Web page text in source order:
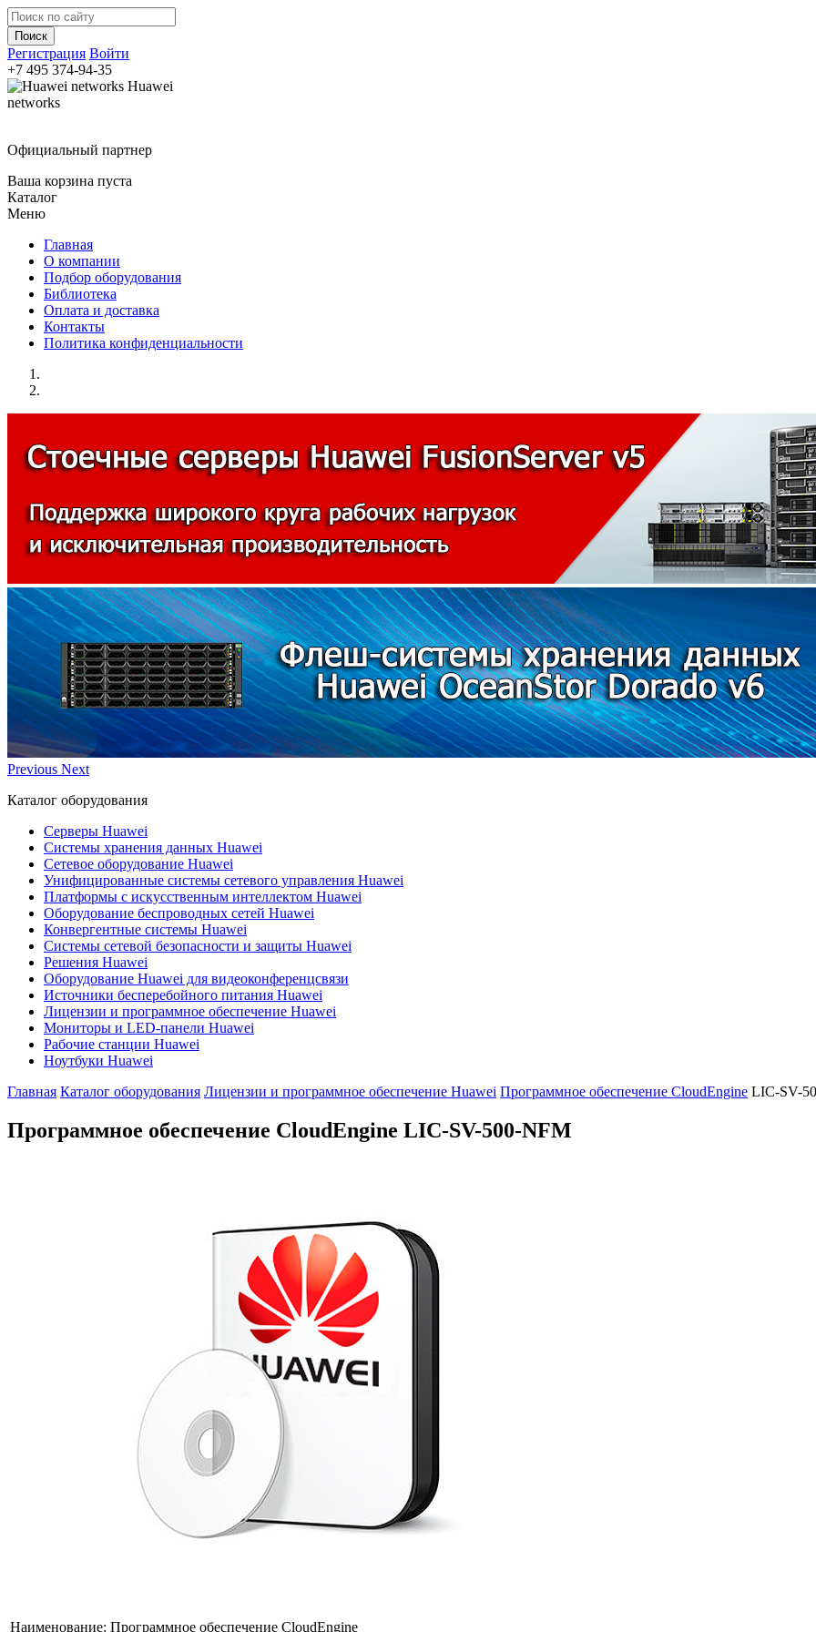
Регистрация Войти
+7 495 374-94-35
Huawei
networks
Официальный партнер
Ваша корзина пуста
Каталог
Меню
Главная
О компании
Подбор оборудования
Библиотека
Оплата и доставка
Контакты
Политика конфиденциальности
Previous Next
Каталог оборудования
Серверы Huawei
Системы хранения данных Huawei
Сетевое оборудование Huawei
Унифицированные системы сетевого управления Huawei
Платформы с искусственным интеллектом Huawei
Оборудование беспроводных сетей Huawei
Конвергентные системы Huawei
Системы сетевой безопасности и защиты Huawei
Решения Huawei
Оборудование Huawei для видеоконференцсвязи
Источники бесперебойного питания Huawei
Лицензии и программное обеспечение Huawei
Мониторы и LED-панели Huawei
Рабочие станции Huawei
Ноутбуки Huawei
Главная Каталог оборудования Лицензии и программное обеспечение Huawei Программное обеспечение CloudEngine LIC-SV-
Программное обеспечение CloudEngine LIC-SV-500-NFM
Наименование: Программное обеспечение CloudEngine